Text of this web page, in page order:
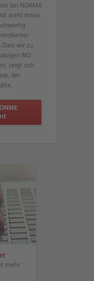
bei NORMA
steht Ihnen
wir zu
BIO
zeigt sich
der
mehr